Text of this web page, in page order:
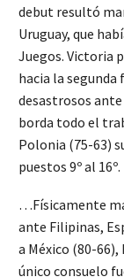
debut resultó
Uruguay, que
Juegos. Victoria
hacia la
desastrosos
borda todo el
Polonia (75-63)
puestos 9º al 16º.
…Físicamente
ante Filipinas,
a México (80-
único consuelo